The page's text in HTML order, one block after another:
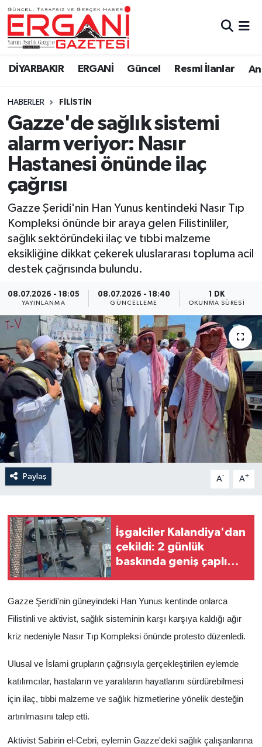
DİYARBAKIR ERGANİ Güncel Resmi İlanlar
HABERLER FILISTIN
Gazze'de sağlık sistemi
alarm veriyor: Nasır
Hastanesi önünde ilaç
çağrısı
Gazze Şeridi'nin Han Yunus kentindeki Nasır Tıp
Kompleksi önünde bir araya gelen Filistinliler,
sağlık sektöründeki ilaç ve tıbbi malzeme
eksikliğine dikkat çekerek uluslararası topluma acil
destek çağrısında bulundu.
08.07.2026 - 18:05
YAYINLANMA
08.07.2026 - 18:40
GÜNCELLEME
1 DK
OKUNMA SÜRESI
Paylaş A- A+
İşgalciler Kalandiya'dan
çekildi: 2 günlük
baskında geniş çaplı
Gazze Şeridi'nin güneyindeki Han Yunus kentinde onlarca
Filistinli ve aktivist, sağlık sisteminin karşı karşıya kaldığı ağır
kriz nedeniyle Nasır Tıp Kompleksi önünde protesto düzenledi.
Ulusal ve İslami grupların çağrısıyla gerçekleştirilen eylemde
katılımcılar, hastaların ve yaralıların hayatlarını sürdürebilmesi
için ilaç, tıbbi malzeme ve sağlık hizmetlerine yönelik desteğin
artırılmasını talep etti.
Aktivist Sabirin el-Cebri, eylemin Gazze'deki sağlık çalışanlarına
DİYARBAKIR
BİSMİL
BAĞLAR
ERGANİ
Güncel
Resmi İlanlar
Sağlık
Si̇yaset
Spor
Bi̇li̇m & Teknoloji̇
Dünya
Eği̇ti̇m
Ergani Nöbetçi Eczaneler
Ergani Hava Durumu
Ergani Trafik Yoğunluk Haritası
Süper Lig Puan Durumu ve Fikstür
Tüm Manşetler
Son Dakika Haberleri
Haber Arşivi